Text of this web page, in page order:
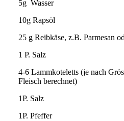
5g Wasser
10g Rapsöl
25 g Reibkäse, z.B. Parmesan
1 P. Salz
4-6 Lammkoteletts (je nach
Fleisch berechnet)
1P. Salz
1P. Pfeffer